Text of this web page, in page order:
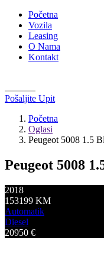
Početna
Vozila
Leasing
O Nama
Kontakt
Pošaljite Upit
Početna
Oglasi
Peugeot 5008 1.5
Peugeot 5008
2018
153199 KM
Automatik
Diesel
20950 €